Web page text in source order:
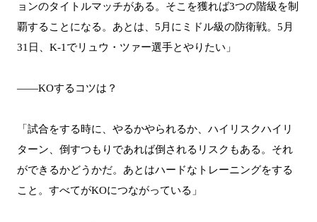
ョンのタイトルマッチがある。そこを獲れば3つの階級を制
覇することになる。あとは、5月にミドル級の防衛戦。5月
31日、K-1でリュウ・ツァー選手とやりたい」
――KOするコツは？
「試合をする時に、やるかやられるか、ハイリスクハイリ
ターン、倒すつもりであれば倒されるリスクもある。それ
ができるかどうかだ。あとはハードなトレーニングをする
こと。すべてがKOにつながっている」